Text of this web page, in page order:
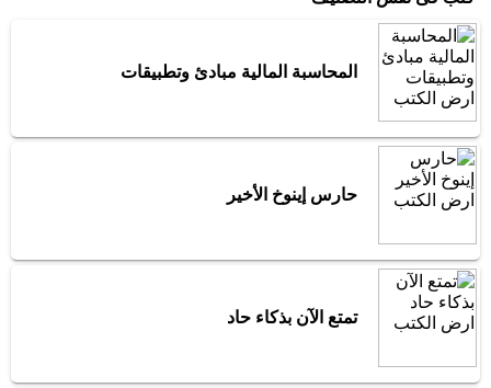
المحاسبة المالية مبادئ وتطبيقات
حارس إينوخ الأخير
تمتع الآن بذكاء حاد